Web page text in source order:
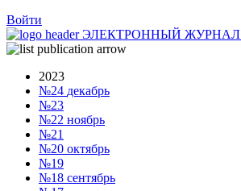
Войти
ЭЛЕКТРОННЫЙ ЖУРНАЛ
2023
№24 декабрь
№23
№22 ноябрь
№21
№20 октябрь
№19
№18 сентябрь